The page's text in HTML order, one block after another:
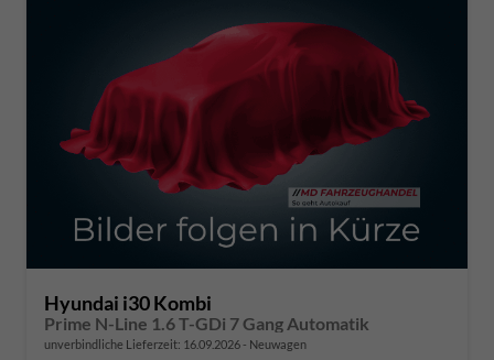
Hyundai i30 Kombi
Prime N-Line 1.6 T-GDi 7 Gang Automatik
unverbindliche Lieferzeit: 16.09.2026 Neuwagen